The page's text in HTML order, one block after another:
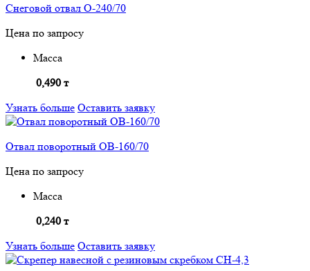
Снеговой отвал О-240/70
Цена по запросу
Масса
0,490 т
Узнать больше Оставить заявку
Отвал поворотный ОВ-160/70
Цена по запросу
Масса
0,240 т
Узнать больше Оставить заявку